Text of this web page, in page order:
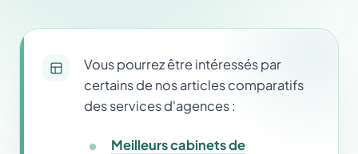
Vous pourrez être intéressés par
certains de nos articles comparatifs
des services d'agences :
Meilleurs cabinets de